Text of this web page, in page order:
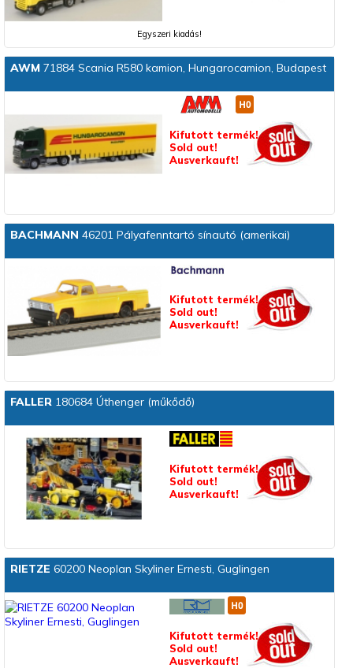
Egyszeri kiadás!
AWM71884 Scania R580 kamion, Hungarocamion, Budapest
Kifutott termék!
Sold out!
Ausverkauft!
BACHMANN 46201 Pályafenntartó sínautó (amerikai)
Kifutott termék!
Sold out!
Ausverkauft!
FALLER180684 Úthenger (műkődő)
Kifutott termék!
Sold out!
Ausverkauft!
RIETZE 60200 Neoplan Skyliner Ernesti, Guglingen
Kifutott termék!
Sold out!
Ausverkauft!